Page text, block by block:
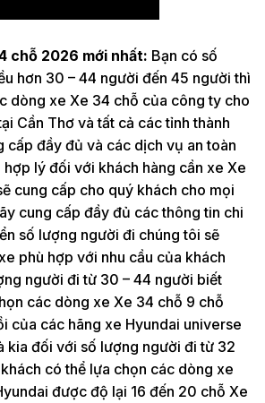
chỗ 2026 mới nhất: Bạn có số
hơn 30 – 44 người đến 45 người thì
dòng xe Xe 34 chỗ của công ty cho
Cần Thơ và tất cả các tỉnh thành
cấp đầy đủ và các dịch vụ an toàn
lý đối với khách hàng cần xe Xe
cung cấp cho quý khách cho mọi
cung cấp đầy đủ các thông tin chi
số lượng người đi chúng tôi sẽ
phù hợp với nhu cầu của khách
người đi từ 30 – 44 người biết
các dòng xe Xe 34 chỗ 9 chỗ
của các hãng xe Hyundai universe
kia đối với số lượng người đi từ 32
có thể lựa chọn các dòng xe
được độ lại 16 đến 20 chỗ Xe